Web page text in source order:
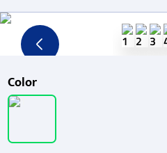
Color